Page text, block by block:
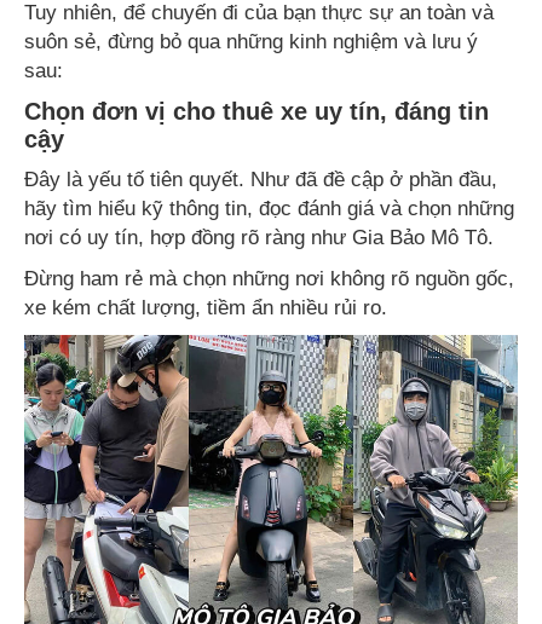
Tuy nhiên, để chuyến đi của bạn thực sự an toàn và
suôn sẻ, đừng bỏ qua những kinh nghiệm và lưu ý
sau:
Chọn đơn vị cho thuê xe uy tín, đáng tin
cậy
Đây là yếu tố tiên quyết. Như đã đề cập ở phần đầu,
hãy tìm hiểu kỹ thông tin, đọc đánh giá và chọn những
nơi có uy tín, hợp đồng rõ ràng như Gia Bảo Mô Tô.
Đừng ham rẻ mà chọn những nơi không rõ nguồn gốc,
xe kém chất lượng, tiềm ẩn nhiều rủi ro.